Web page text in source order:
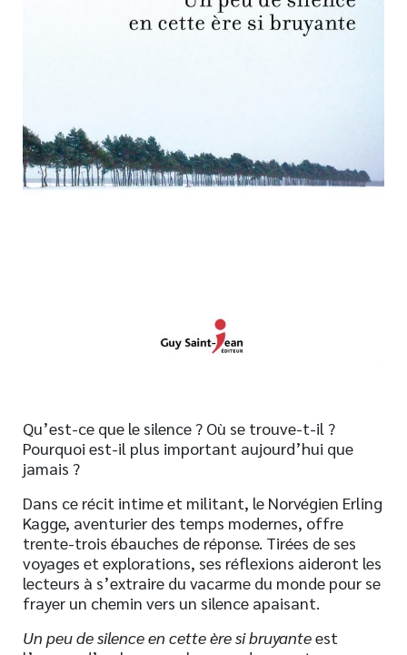
Page vedette
AUTEURS
Qu’est-ce que le silence ? Où se trouve-t-il ?
Pourquoi est-il plus important aujourd’hui que
jamais ?
Dans ce récit intime et militant, le Norvégien Erling
Kagge, aventurier des temps modernes, offre
trente-trois ébauches de réponse. Tirées de ses
voyages et explorations, ses réflexions aideront les
lecteurs à s’extraire du vacarme du monde pour se
frayer un chemin vers un silence apaisant.
Un peu de silence en cette ère si bruyanteest